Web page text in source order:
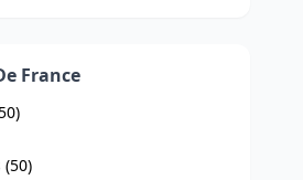
France